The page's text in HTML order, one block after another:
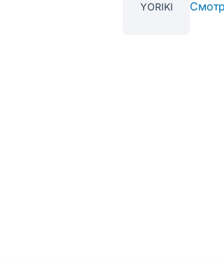
YORIKI